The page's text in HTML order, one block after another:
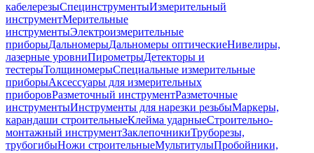
кабелерезыСпецинструментыИзмерительный
инструментМерительные
инструментыЭлектроизмерительные
приборыДальномерыДальномеры оптическиеНивелиры,
лазерные уровниПирометрыДетекторы и
тестерыТолщиномерыСпециальные измерительные
приборыАксессуары для измерительных
приборовРазметочный инструментРазметочные
инструментыИнструменты для нарезки резьбыМаркеры,
карандаши строительныеКлейма ударныеСтроительно-
монтажный инструментЗаклепочникиТруборезы,
трубогибыНожи строительныеМультитулыПробойники,